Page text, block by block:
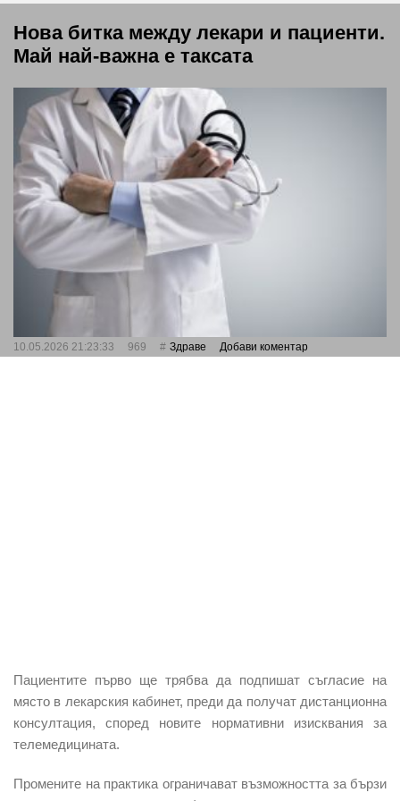
Нова битка между лекари и пациенти.
Май най-важна е таксата
10.05.2026 21:23:33 969 Здраве Добави коментар
Пациентите първо ще трябва да подпишат съгласие на
място в лекарския кабинет, преди да получат дистанционна
консултация, според новите нормативни изисквания за
телемедицината.
Промените на практика ограничават възможността за бързи